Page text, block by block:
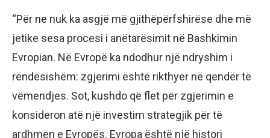
“Për ne nuk ka asgjë më gjithëpërfshirëse dhe më
jetike sesa procesi i anëtarësimit në Bashkimin
Evropian. Në Evropë ka ndodhur një ndryshim i
rëndësishëm: zgjerimi është rikthyer në qendër të
vëmendjes. Sot, kushdo që flet për zgjerimin e
konsideron atë një investim strategjik për të
ardhmen e Evropës. Evropa është një histori